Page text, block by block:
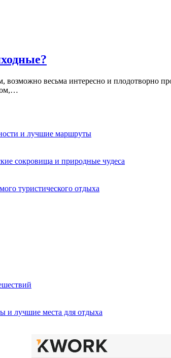
возможно весьма интересно и плодотворно
и лучшие маршруты
сокровища и природные чудеса
туристического отдыха
и лучшие места для отдыха